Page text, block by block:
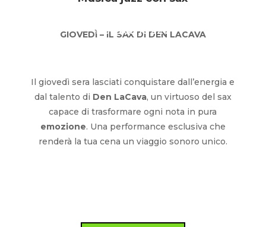
serate jazz?
GIOVEDÌ – IL SAX DI DEN LACAVA
Il giovedì sera lasciati conquistare dall’energia e
dal talento di Den LaCava, un virtuoso del sax
capace di trasformare ogni nota in pura
emozione. Una performance esclusiva che
renderà la tua cena un viaggio sonoro unico.